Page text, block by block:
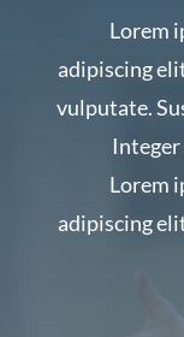
Lorem
adipiscing
vulputate.
Lorem
adipiscing